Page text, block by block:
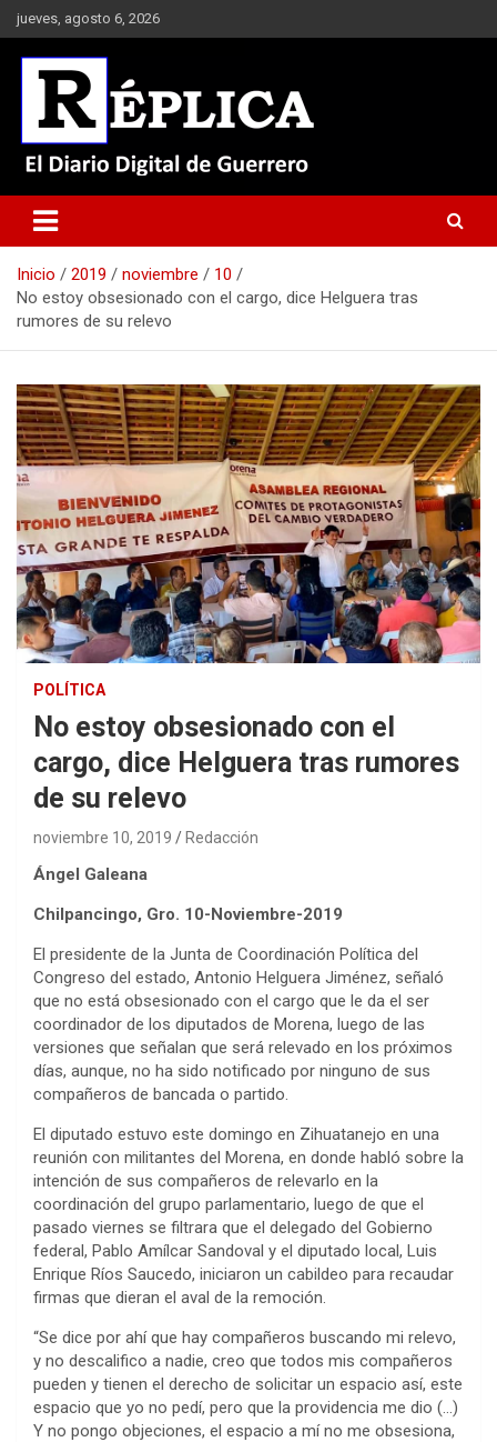
Saltar
al
contenido
jueves, agosto 6, 2026
Réplica
Inicio 2019 noviembre
10
No estoy obsesionado con el cargo, dice Helguera tras
rumores de su relevo
POLÍTICA
No estoy obsesionado con el
cargo, dice Helguera tras rumores
de su relevo
noviembre 10, 2019 Redacción
Ángel Galeana
Chilpancingo, Gro. 10-Noviembre-2019
El presidente de la Junta de Coordinación Política del
Congreso del estado, Antonio Helguera Jiménez, señaló
que no está obsesionado con el cargo que le da el ser
coordinador de los diputados de Morena, luego de las
versiones que señalan que será relevado en los próximos
días, aunque, no ha sido notificado por ninguno de sus
compañeros de bancada o partido.
El diputado estuvo este domingo en Zihuatanejo en una
reunión con militantes del Morena, en donde habló sobre la
intención de sus compañeros de relevarlo en la
coordinación del grupo parlamentario, luego de que el
pasado viernes se filtrara que el delegado del Gobierno
federal, Pablo Amílcar Sandoval y el diputado local, Luis
Enrique Ríos Saucedo, iniciaron un cabildeo para recaudar
firmas que dieran el aval de la remoción.
“Se dice por ahí que hay compañeros buscando mi relevo,
y no descalifico a nadie, creo que todos mis compañeros
pueden y tienen el derecho de solicitar un espacio así, este
espacio que yo no pedí, pero que la providencia me dio (…)
Y no pongo objeciones, el espacio a mí no me obsesiona,